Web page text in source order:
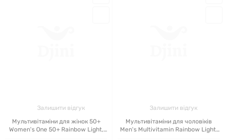
Залишити відгук
Мультивітаміни для жінок 50+
Women's One 50+ Rainbow Light,
Залишити відгук
Мультивітаміни для чоловіків
Men's Multivitamin Rainbow Light,